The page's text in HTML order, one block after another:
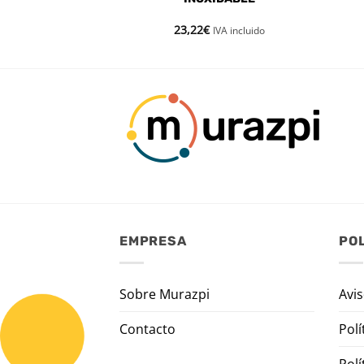
23,22€ IVA incluido
EMPRESA
Sobre Murazpi
Contacto